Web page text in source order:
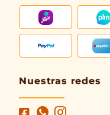
Nuestras redes